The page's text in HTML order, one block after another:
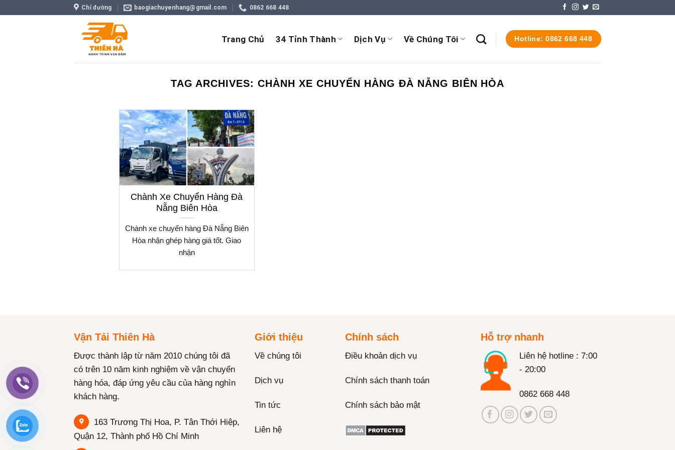
Chỉ đường baogiachuyenhang@gmail.com 0862 668 448
Trang Chủ 34 Tỉnh Thành Dịch Vụ Về Chúng Tôi Hotline: 0862 668 448
TAG ARCHIVES:CHÀNH XE CHUYỂN HÀNG ĐÀ NẴNG BIÊN HÒA
Chành Xe Chuyển Hàng Đà
Nẵng Biên Hòa
Chành xe chuyển hàng Đà Nẵng Biên
Hòa nhận ghép hàng giá tốt. Giao
nhận
Vận Tải Thiên Hà
Được thành lập từ năm 2010 chúng tôi đã
có trên 10 năm kinh nghiệm về vận chuyển
hàng hóa, đáp ứng yêu cầu của hàng nghìn
khách hàng.
163 Trương Thị Hoa, P. Tân Thới Hiệp,
Quận 12, Thành phố Hồ Chí Minh
Giới thiệu
Về chúng tôi
Dịch vụ
Tin tức
Liên hệ
Chính sách
Điều khoản dịch vụ
Chính sách thanh toán
Chính sách bảo mật
Hỗ trợ nhanh
Liên hệ hotline : 7:00
- 20:00
0862 668 448